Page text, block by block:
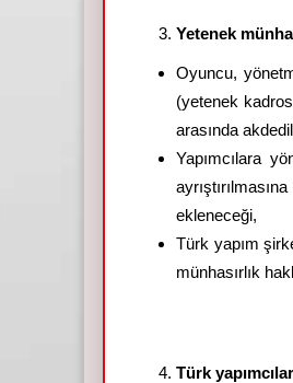
Yetenek
Oyuncu,
(yetenek
arasında
Yapımcılara
ekleneceği,
Türk yapım
münhasırlık
Türk